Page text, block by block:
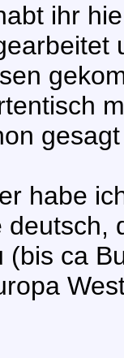
ihr
habe
deutsch,
(bis ca